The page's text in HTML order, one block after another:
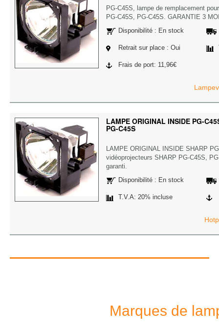
PG-C45S, lampe de remplacement
PG-C45S, PG-C45S. GARANTIE 3
Disponibilité : En stock
Retrait sur place : Oui
Frais de port: 11,96€
LAMPE ORIGINAL INSIDE PG-
PG-C45S
LAMPE ORIGINAL INSIDE SHARP
vidéoprojecteurs SHARP PG-C45S,
garanti.
Disponibilité : En stock
T.V.A: 20% incluse
Marques de